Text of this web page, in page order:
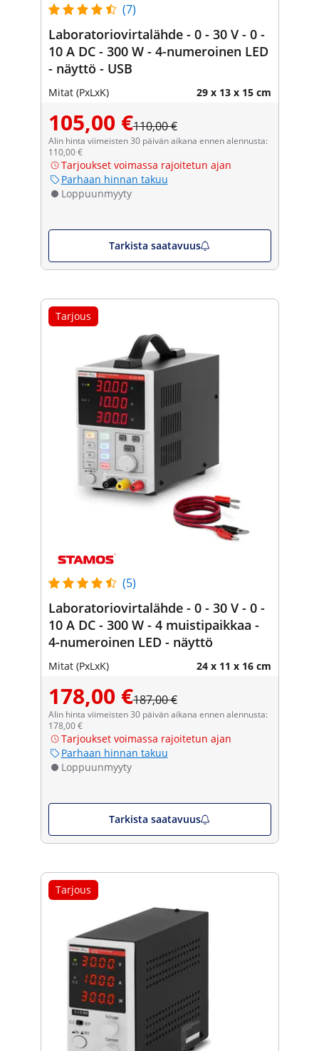
(7)
Laboratoriovirtalähde - 0 - 30 V - 0 -
10 A DC - 300 W - 4-numeroinen LED
- näyttö - USB
Mitat (PxLxK) 29 x 13 x 15 cm
105,00 €110,00 €
Alin hinta viimeisten 30 päivän aikana ennen alennusta:
110,00 €
Tarjoukset voimassa rajoitetun ajan
Parhaan hinnan takuu
Loppuunmyyty
Tarkista saatavuus
Tarjous
(5)
Laboratoriovirtalähde - 0 - 30 V - 0 -
10 A DC - 300 W - 4 muistipaikkaa -
4-numeroinen LED - näyttö
Mitat (PxLxK) 24 x 11 x 16 cm
178,00 €187,00 €
Alin hinta viimeisten 30 päivän aikana ennen alennusta:
178,00 €
Tarjoukset voimassa rajoitetun ajan
Parhaan hinnan takuu
Loppuunmyyty
Tarkista saatavuus
Tarjous